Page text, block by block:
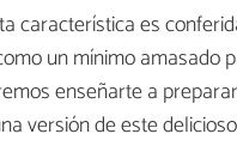
característica es
un mínimo amasado
enseñarte a
versión de este